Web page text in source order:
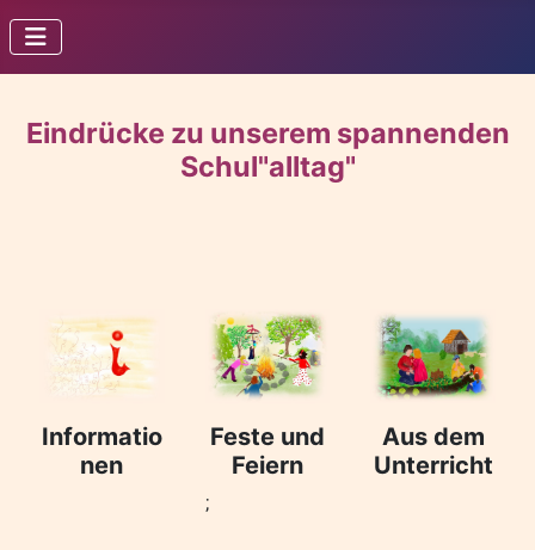
Eindrücke zu unserem spannenden
Schul"alltag"
Informatio
nen
Feste und
Feiern
;
Aus dem
Unterricht